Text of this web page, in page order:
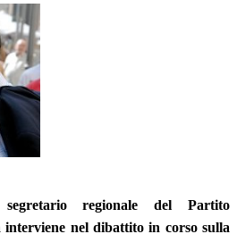
regionale del Partito
nel dibattito in corso sulla